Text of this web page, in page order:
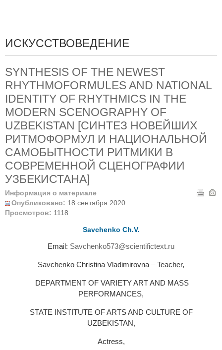
ИСКУССТВОВЕДЕНИЕ
SYNTHESIS OF THE NEWEST
RHYTHMOFORMULES AND NATIONAL
IDENTITY OF RHYTHMICS IN THE
MODERN SCENOGRAPHY OF
UZBEKISTAN [СИНТЕЗ НОВЕЙШИХ
РИТМОФОРМУЛ И НАЦИОНАЛЬНОЙ
САМОБЫТНОСТИ РИТМИКИ В
СОВРЕМЕННОЙ СЦЕНОГРАФИИ
УЗБЕКИСТАНА]
Информация о материале
Опубликовано: 18 сентября 2020
Просмотров: 1118
Savchenko Сh.V.
Email: Savchenko573@scientifictext.ru
Savchenko Сhristina Vladimirovna – Teacher,
DEPARTMENT OF VARIETY ART AND MASS
PERFORMANCES,
STATE INSTITUTE OF ARTS AND CULTURE OF
UZBEKISTAN,
Аctress,